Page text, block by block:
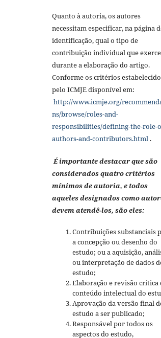
Quanto à autoria, os autores
necessitam especificar, na página
identificação, qual o tipo de
contribuição individual que
durante a elaboração do artigo.
Conforme os critérios
pelo ICMJE disponível em:
http://www.icmje.org/
ns/browse/roles-and-
responsibilities/defining-the-role-
authors-and-contributors.html .
É importante destacar que são
considerados quatro critérios
mínimos de autoria, e todos
aqueles designados como
devem atendê-los, são eles:
Contribuições substanciais
a concepção ou desenho do
estudo; ou a aquisição,
ou interpretação de dados
estudo;
Elaboração e revisão crítica
conteúdo intelectual do
Aprovação da versão final
estudo a ser publicado;
Responsável por todos os
aspectos do estudo,